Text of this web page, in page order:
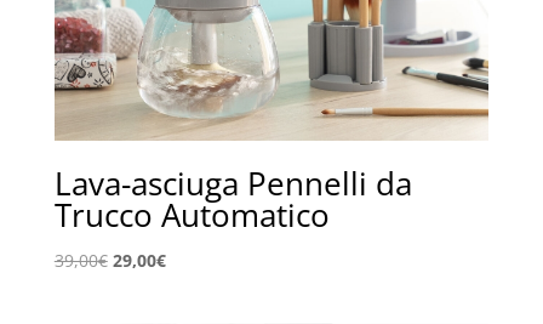
Lava-asciuga Pennelli da
Trucco Automatico
39,00€ Il
29,00€Il